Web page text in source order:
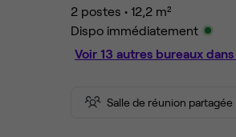
2 postes • 12,2 m²
Dispo immédiatement
Voir 13 autres bureaux
Salle de réunion partagée